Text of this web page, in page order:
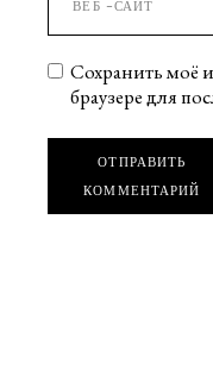
Сохранить моё
браузере для
ОТПРАВИТЬ
КОММЕНТАРИЙ